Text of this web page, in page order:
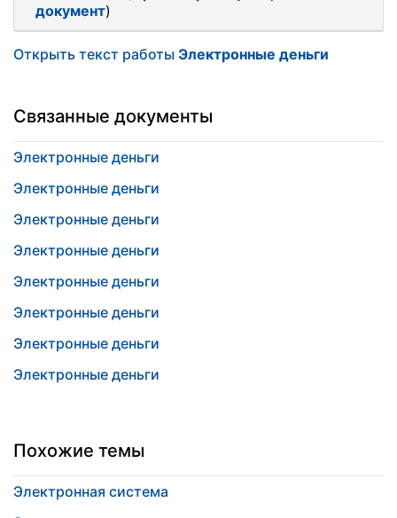
документ)
Открыть текст работы Электронные деньги
Связанные документы
Электронные деньги
Электронные деньги
Электронные деньги
Электронные деньги
Электронные деньги
Электронные деньги
Электронные деньги
Электронные деньги
Похожие темы
Электронная система